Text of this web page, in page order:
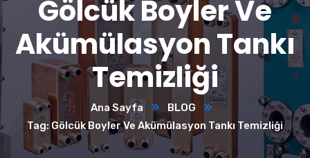
Gölcük Boyler Ve
Akümülasyon Tankı
Temizliği
Ana Sayfa
BLOG
Tag: Gölcük Boyler Ve Akümülasyon Tankı Temizliği